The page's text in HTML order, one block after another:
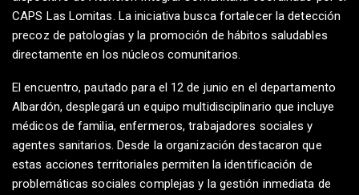
CAPS Las Lomitas. La iniciativa busca fortalecer la detección
precoz de patologías y la promoción de hábitos saludables
directamente en los núcleos comunitarios.
El encuentro, pautado para el 12 de junio en el departamento
Albardón, desplegará un equipo multidisciplinario que incluye
médicos de familia, enfermeros, trabajadores sociales y
agentes sanitarios. Desde la organización destacaron que
estas acciones territoriales permiten la identificación de
problemáticas sociales complejas y la gestión inmediata de